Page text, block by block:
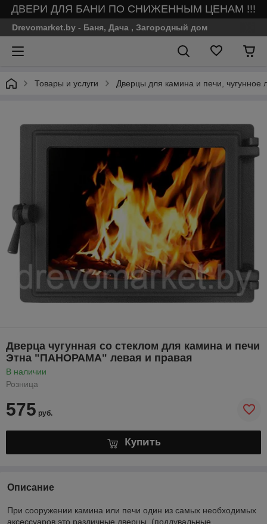
ДВЕРИ ДЛЯ БАНИ ПО СНИЖЕННЫМ ЦЕНАМ !!!
Drevomarket.by - Баня, Дача , Загородный дом
Товары и услуги Дверцы для камина и печи, чугунное
Дверца чугунная со стеклом для камина и печи
Этна "ПАНОРАМА" левая и правая
В наличии
Розница
575 руб.
Купить
Описание
При сооружении камина или печи один из самых необходимых
аксессуаров это различные дверцы (поддувальные,